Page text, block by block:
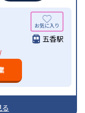
五香駅